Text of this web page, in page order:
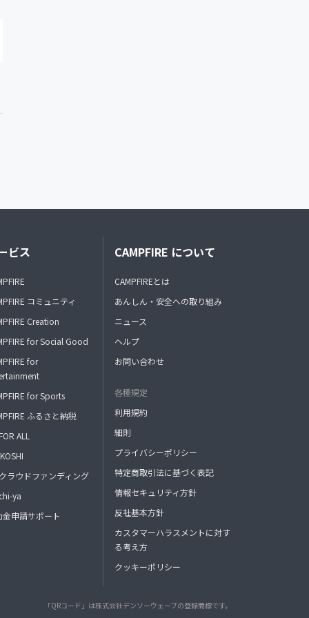
ビス
コミュニティ
Creation
for Social Good
for
for Sports
ふるさと納税
ALL
ラウドファンディング
ya
金申請サポート
CAMPFIRE について
CAMPFIREとは
あんしん・安全への取り組み
ニュース
ヘルプ
お問い合わせ
各種規定
利用規約
細則
プライバシーポリシー
特定商取引法に基づく表記
情報セキュリティ方針
反社基本方針
カスタマーハラスメントに対す
る考え方
クッキーポリシー
「QRコード」は株式会社デンソーウェーブの登録商標です。